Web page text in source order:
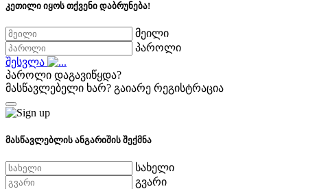
კეთილი იყოს თქვენი დაბრუნება!
მეილი
პაროლი
შესვლა
პაროლი დაგავიწყდა?
მასწავლებელი ხარ? გაიარე რეგისტრაცია
მასწავლებლის ანგარიშის შექმნა
სახელი
გვარი